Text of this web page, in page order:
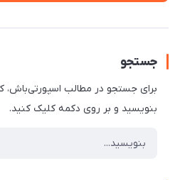
جستجو
برای جستجو در مطالب اسپورتی‌باش،
بنویسید و بر روی دکمه کلیک کنید.